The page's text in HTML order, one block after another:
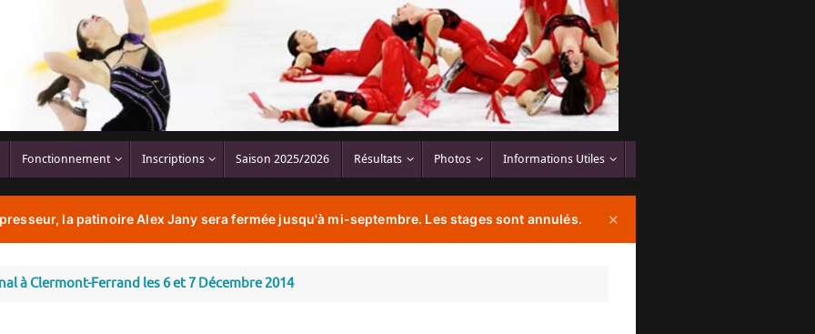
Fonctionnement Inscriptions Saison 2025/2026 Résultats Photos Informations Utiles
la patinoire Alex Jany sera fermée jusqu'à mi-septembre. Les stages sont annulés. ✕
à Clermont-Ferrand les 6 et 7 Décembre 2014